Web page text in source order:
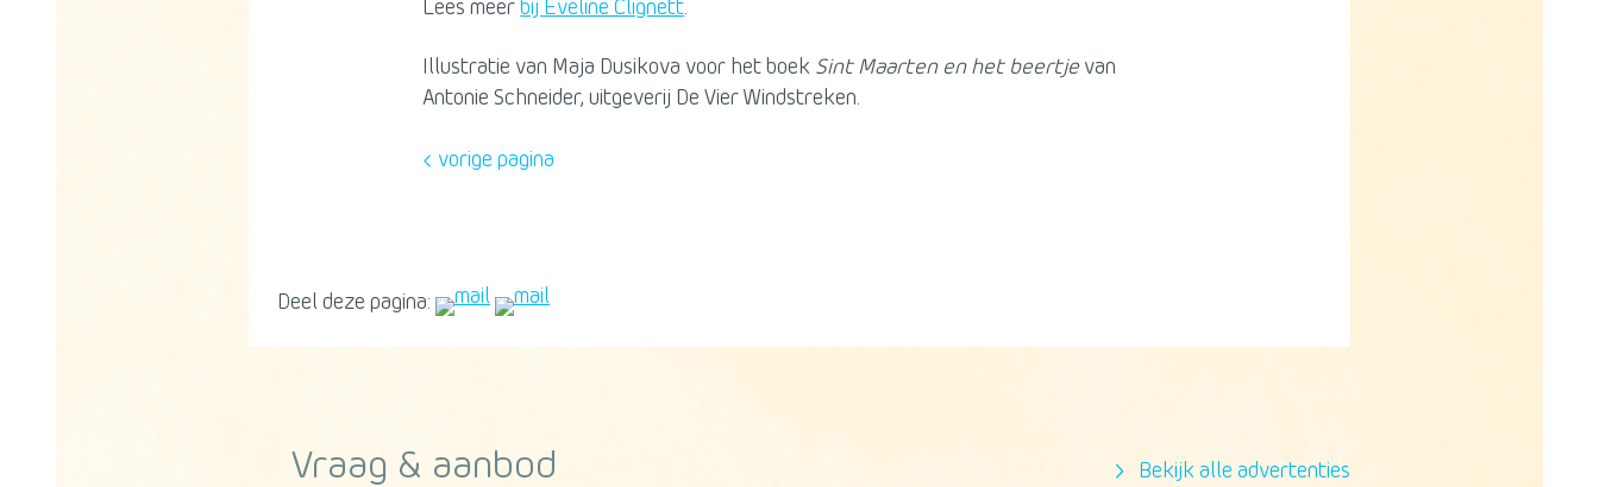
Lees meerbij Eveline Clignett.
Illustratie van Maja Dusikova voor het boek Sint Maarten en het beertjevan
Antonie Schneider, uitgeverij De Vier Windstreken.
vorige pagina
Deel deze pagina:
Vraag & aanbod Bekijk alle advertenties